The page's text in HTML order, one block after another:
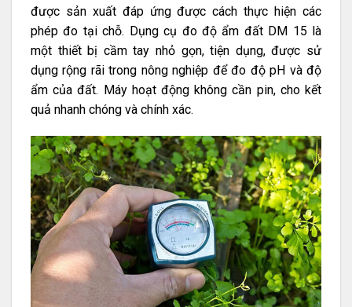
được sản xuất đáp ứng được cách thực hiện các
phép đo tại chỗ. Dụng cụ đo độ ẩm đất DM 15 là
một thiết bị cầm tay nhỏ gọn, tiện dụng, được sử
dụng rộng rãi trong nông nghiệp để đo độ pH và độ
ẩm của đất. Máy hoạt động không cần pin, cho kết
quả nhanh chóng và chính xác.